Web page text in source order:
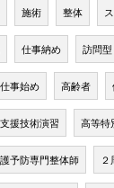
施術 整体
仕事納め 訪問型
仕事始め 高齢者
援技術演習 高等特
予防専門整体師